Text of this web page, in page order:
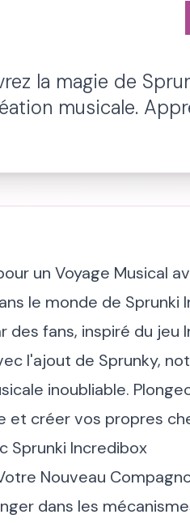
la magie de
musicale.
un Voyage Musical
le monde de
des fans, inspiré du
l'ajout de Sprunky,
inoubliable.
et créer vos propres
Sprunki Incredibox
Nouveau
dans les